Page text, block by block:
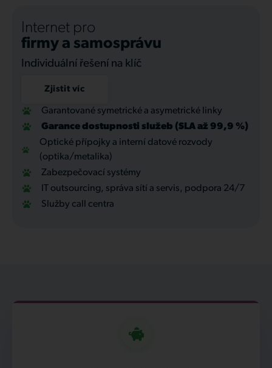
Internet pro
firmy a samosprávu
Individuální řešení na klíč
Zjistit víc
Garantované symetrické a asymetrické linky
Garance dostupnosti služeb (SLA až 99,9 %)
Optické přípojky a interní datové rozvody
(optika/metalika)
Zabezpečovací systémy
IT outsourcing, správa sítí a servis, podpora 24/7
Služby call centra